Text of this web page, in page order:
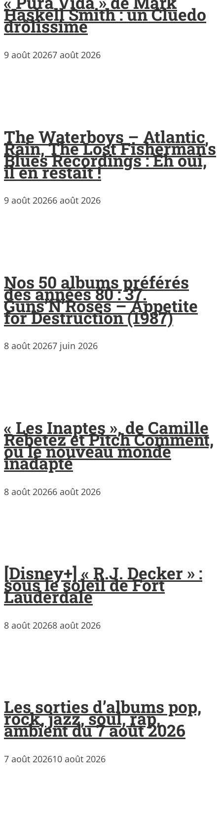
Haskell Smith : un Cluedo
drôlissime
9 août 20267 août 2026
The Waterboys – Atlantic
Rain, The Lost Fisherman’s
Blues Recordings : Eh oui,
il en restait !
9 août 20266 août 2026
Nos 50 albums préférés
des années 80 : 37.
Guns’N’Roses – Appetite
for Destruction (1987)
8 août 20267 juin 2026
« Les Inaptes », de Camille
Rebetez et Pitch Comment,
ou le nouveau monde
inadapté
8 août 20266 août 2026
[Disney+] « R.J. Decker » :
sous le soleil de Fort
Lauderdale
8 août 20268 août 2026
Les sorties d’albums pop,
rock, jazz, soul, rap,
ambient du 7 août 2026
7 août 202610 août 2026